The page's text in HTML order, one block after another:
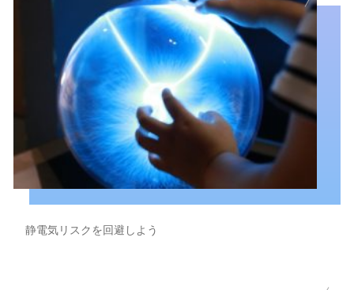
静電気リスクを回避しよう